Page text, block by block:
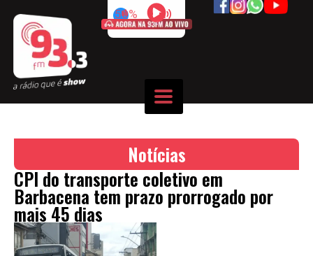
50%
Notícias
CPI do transporte coletivo em
Barbacena tem prazo prorrogado por
mais 45 dias